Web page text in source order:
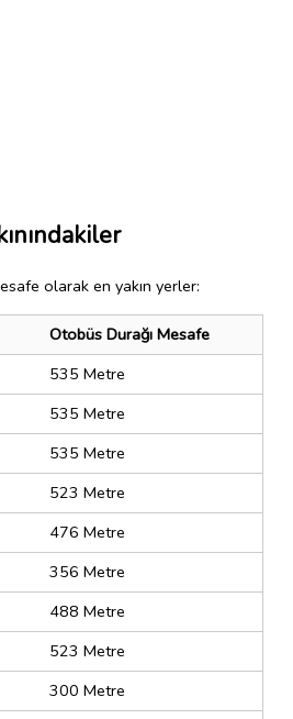
olarak en yakın yerler:
Otobüs Durağı Mesafe
535 Metre
535 Metre
535 Metre
523 Metre
476 Metre
356 Metre
488 Metre
523 Metre
300 Metre